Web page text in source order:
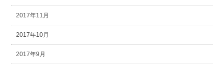
2017年11月
2017年10月
2017年9月